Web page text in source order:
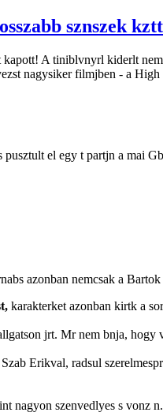
sznszek
A tiniblvnyrl kiderlt
nagysiker filmjben - a
el egy t partjn a mai
azonban nemcsak a
karakterket azonban kirtk a
jrt. Mr nem bnja,
Erikval, radsul
nagyon szenvedlyes s vonz n.